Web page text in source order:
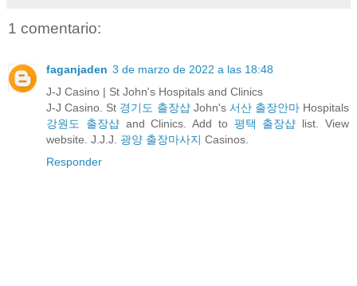
1 comentario:
faganjaden 3 de marzo de 2022 a las 18:48
J-J Casino | St John's Hospitals and Clinics
J-J Casino. St 경기도 출장샵John's 서산 출장안마Hospitals
강원도 출장샵and Clinics. Add to 평택 출장샵 list. View
website. J.J.J. 광양 출장마사지 Casinos.
Responder